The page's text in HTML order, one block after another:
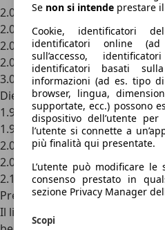
2.0i da 121 CV
2.0i 16v da 132 CV
2.0i 16v da 152 CV
2.0i Turbo da 147 CV
3.0i V6 da 194 CV
Diesel
1.9 da 69 CV
1.9 TD da 90 CV
2.0 Hdi da 90 CV
2.0 Hdi da 109 CV
2.1 TD da 109 CV
Prezzi Citroen Xantia
Il listino prezzi della Citroen
Se non si intende prestare
Cookie, identificatori
identificatori online
sull’accesso,
identificatori basati
informazioni (ad es. tipo
browser, lingua,
supportate, ecc.) possono
dispositivo dell’utente
l’utente si connette a
più finalità qui presentate.
L’utente può modificare
consenso prestato in
sezione Privacy Manager
Scopi